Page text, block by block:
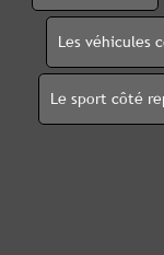
Les véhicules
Le sport côté